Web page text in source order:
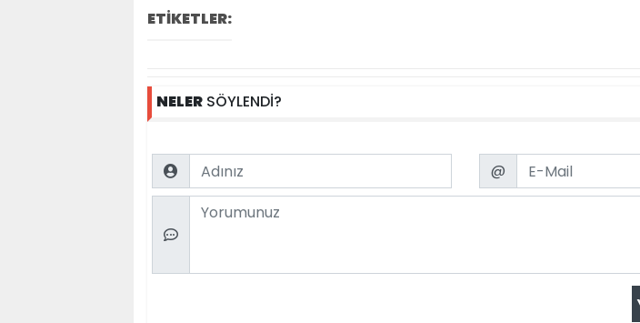
ETİKETLER:
NELER SÖYLENDİ?
Name Email
@
Comment